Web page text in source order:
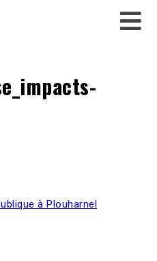
à Plouharnel